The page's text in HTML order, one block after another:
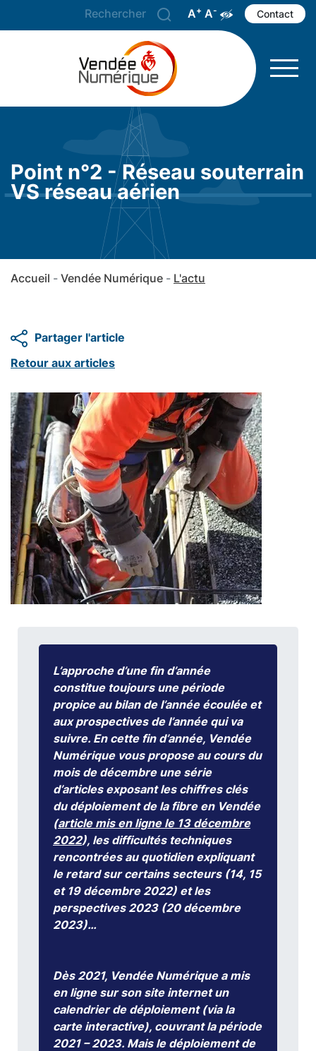
A+ Agrandir le texte
A- Réduire le texte
Augmenter
Contact
Point n°2 - Réseau souterrain
VS réseau aérien
Accueil Vendée Numérique L'actu
Partager l'article
Retour aux articles
L’approche d’une fin d’année
constitue toujours une période
propice au bilan de l’année écoulée et
aux prospectives de l’année qui va
suivre. En cette fin d’année, Vendée
Numérique vous propose au cours du
mois de décembre une série
d’articles exposant les chiffres clés
du déploiement de la fibre en Vendée
(article mis en ligne le 13 décembre
2022), les difficultés techniques
rencontrées au quotidien expliquant
le retard sur certains secteurs (14, 15
et 19 décembre 2022) et les
perspectives 2023 (20 décembre
2023)…
Dès 2021, Vendée Numérique a mis
en ligne sur son site internet un
calendrier de déploiement (via la
carte interactive), couvrant la période
2021 – 2023. Mais le déploiement de